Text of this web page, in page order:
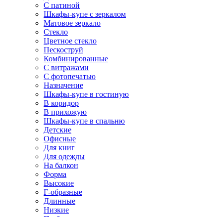
С патиной
Шкафы-купе с зеркалом
Матовое зеркало
Стекло
Цветное стекло
Пескоструй
Комбинированные
С витражами
С фотопечатью
Назначение
Шкафы-купе в гостиную
В коридор
В прихожую
Шкафы-купе в спальню
Детские
Офисные
Для книг
Для одежды
На балкон
Форма
Высокие
Г-образные
Длинные
Низкие